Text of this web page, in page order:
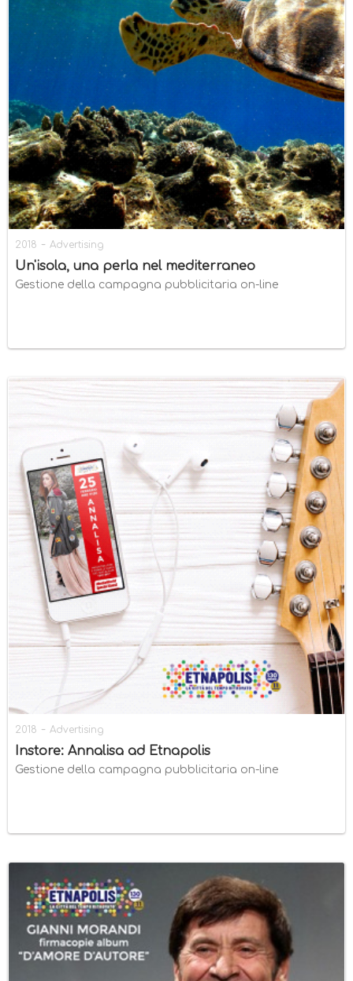
2018 - Advertising
Un'isola, una perla nel mediterraneo
Gestione della campagna pubblicitaria on-line
2018 - Advertising
Instore: Annalisa ad Etnapolis
Gestione della campagna pubblicitaria on-line